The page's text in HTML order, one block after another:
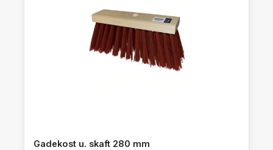
Gadekost u. skaft 280 mm